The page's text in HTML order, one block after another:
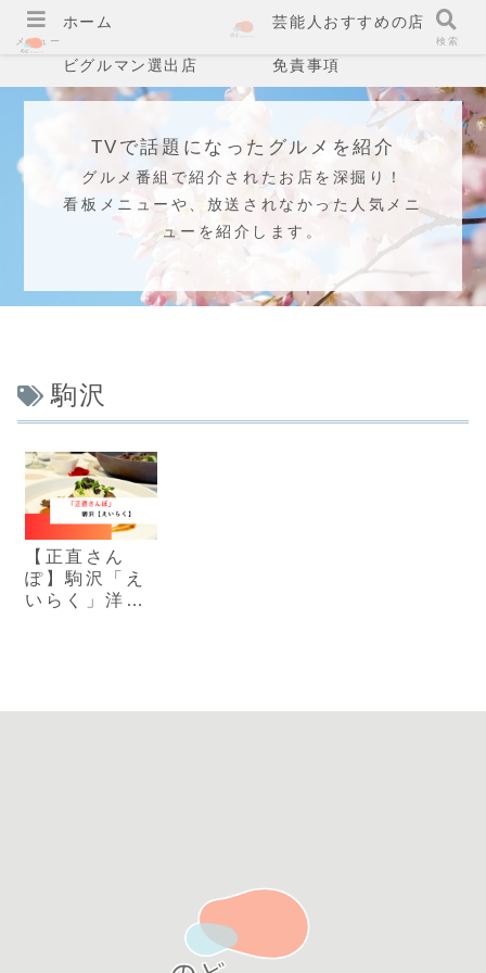
ホーム 芸能人おすすめの店
ビグルマン選出店 免責事項
TVで話題になったグルメを紹介
グルメ番組で紹介されたお店を深掘り！
看板メニューや、放送されなかった人気メニ
ューを紹介します。
駒沢
【正直さん
ぽ】駒沢「え
いらく」洋食
メニュー 検索